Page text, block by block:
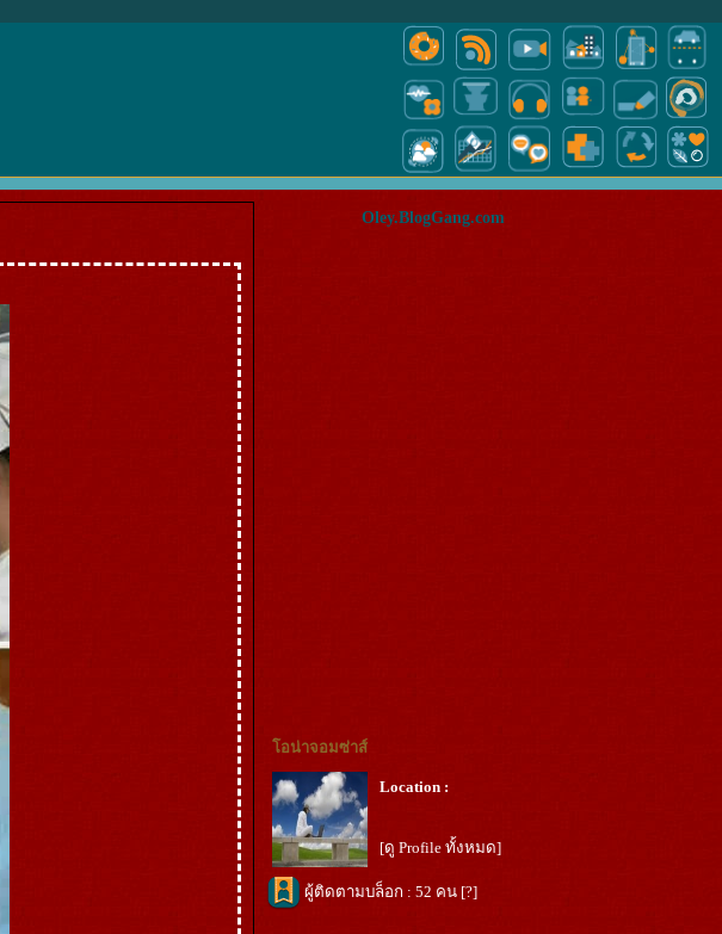
Oley.BlogGang.com
อน่าจอมซ่าส์
Location :
[ดู Profile ทั้งหมด]
ผู้ติดตามบล็อก : 52 คน [?]